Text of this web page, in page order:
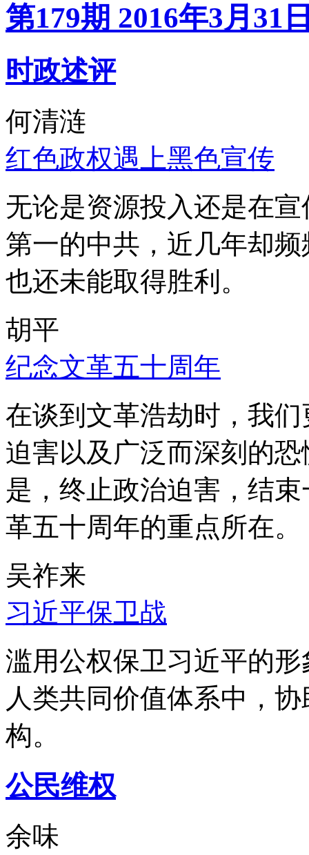
第179期 2016年3月31
时政述评
何清涟
红色政权遇上黑色宣传
无论是资源投入还是在
第一的中共，近几年却
也还未能取得胜利。
胡平
纪念文革五十周年
在谈到文革浩劫时，我
迫害以及广泛而深刻的
是，终止政治迫害，结
革五十周年的重点所在。
吴祚来
习近平保卫战
滥用公权保卫习近平的
人类共同价值体系中，
构。
公民维权
余味